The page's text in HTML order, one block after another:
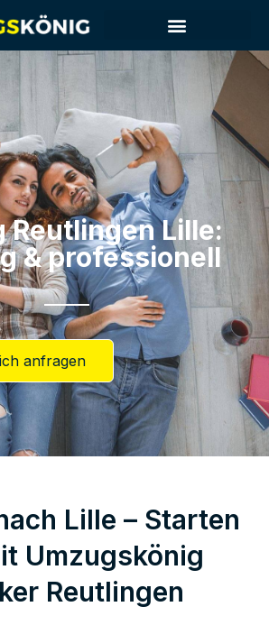
Reutlingen​ Lille:
& professionell​
anfragen
Lille – Starten
Umzugskönig
Reutlingen